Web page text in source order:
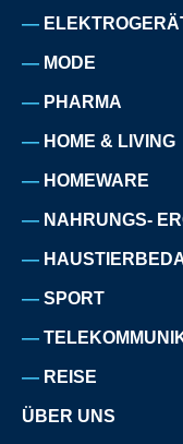
MODE
PHARMA
HOME & LIVING
HOMEWARE
NAHRUNGS-
SPORT
REISE
ÜBER UNS